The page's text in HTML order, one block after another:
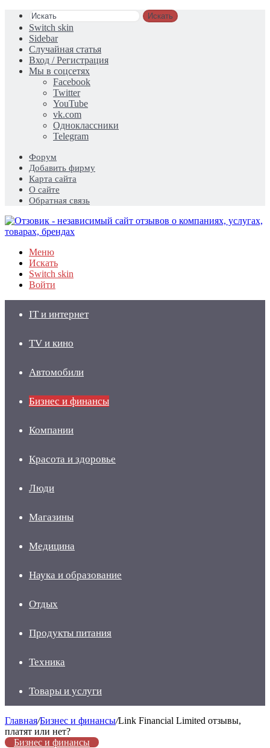
Искать
Switch skin
Sidebar
Случайная статья
Вход / Регистрация
Мы в соцсетях
Facebook
Twitter
YouTube
vk.com
Одноклассники
Telegram
Форум
Добавить фирму
Карта сайта
О сайте
Обратная связь
Меню
Искать
Switch skin
Войти
IT и интернет
TV и кино
Автомобили
Бизнес и финансы
Компании
Красота и здоровье
Люди
Магазины
Медицина
Наука и образование
Отдых
Продукты питания
Техника
Товары и услуги
Главная/Бизнес и финансы/Link Financial Limited отзывы,
платят или нет?
Бизнес и финансы